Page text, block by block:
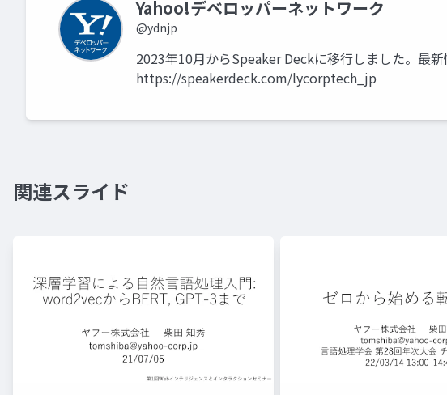
Yahoo!デベロッパーネットワーク
@ydnjp
2023年10月からSpeaker Deckに移行しました。最新
https://speakerdeck.com/lycorptech_jp
関連スライド